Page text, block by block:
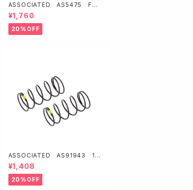
ASSOCIATED AS5475 FT
シリコンショックオイル37.5wt (4
63 cSt/4oz)
¥1,760
20%OFF
ASSOCIATED AS91943 13
mmフロントショックスプリング【イ
エロー/3.8lb/in・L44・6.5T・1.2
D】
¥1,408
20%OFF